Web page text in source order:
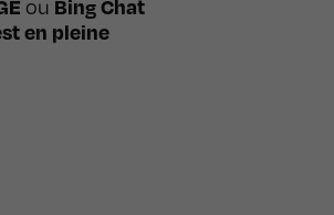
ou Bing Chat
en pleine